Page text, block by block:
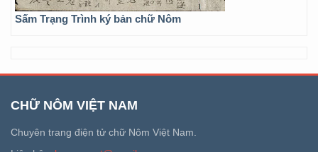
Sấm Trạng Trình ký bản chữ Nôm
CHỮ NÔM VIỆT NAM
Chuyên trang điện tử chữ Nôm Việt Nam.